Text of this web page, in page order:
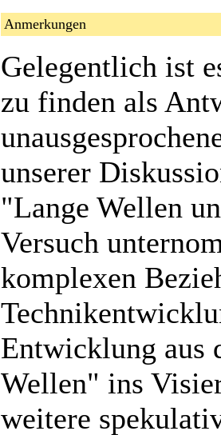
Anmerkungen
Gelegentlich ist
zu finden als
unserer
"Lange Wellen
Versuch
komplexen
Entwicklung aus
Wellen" ins
weitere